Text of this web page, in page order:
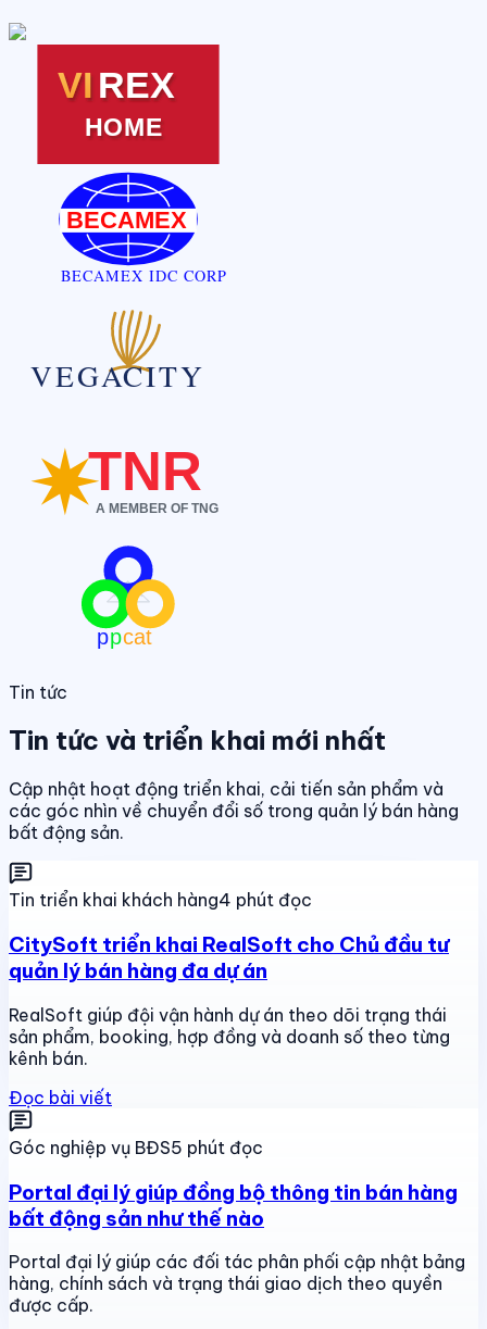
Tin tức
Tin tức và triển khai mới nhất
Cập nhật hoạt động triển khai, cải tiến sản phẩm và
các góc nhìn về chuyển đổi số trong quản lý bán hàng
bất động sản.
Tin triển khai khách hàng4 phút đọc
CitySoft triển khai RealSoft cho Chủ đầu tư
quản lý bán hàng đa dự án
RealSoft giúp đội vận hành dự án theo dõi trạng thái
sản phẩm, booking, hợp đồng và doanh số theo từng
kênh bán.
Đọc bài viết
Góc nghiệp vụ BĐS5 phút đọc
Portal đại lý giúp đồng bộ thông tin bán hàng
bất động sản như thế nào
Portal đại lý giúp các đối tác phân phối cập nhật bảng
hàng, chính sách và trạng thái giao dịch theo quyền
được cấp.